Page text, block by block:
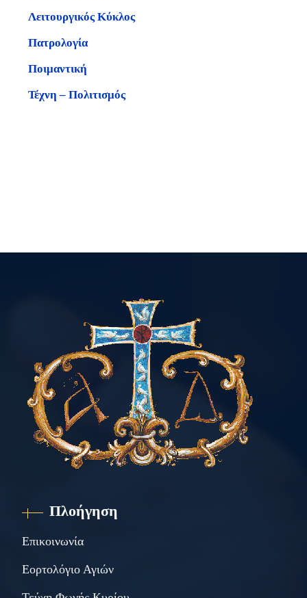
Λειτουργικός Κύκλος
Πατρολογία
Ποιμαντική
Τέχνη – Πολιτισμός
Πλοήγηση
Επικοινωνία
Εορτολόγιο Αγιών